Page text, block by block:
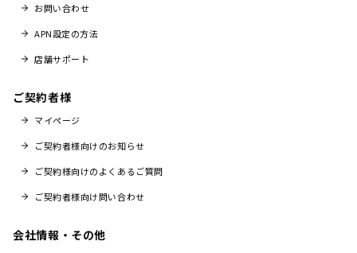
お問い合わせ
APN設定の方法
店舗サポート
ご契約者様
マイページ
ご契約者様向けのお知らせ
ご契約様向けのよくあるご質問
ご契約者様向け問い合わせ
会社情報・その他